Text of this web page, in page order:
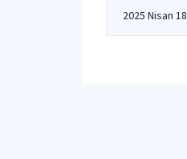
2025 Nisan 18